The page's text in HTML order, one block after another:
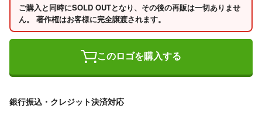
ご購入と同時にSOLD OUTとなり、その後の再販は一切ありませ
ん。 著作権はお客様に完全譲渡されます。
このロゴを購入する
銀行振込・クレジット決済対応